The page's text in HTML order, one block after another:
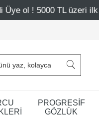
ilk alışverişinde 500 TL
PROGRESİF
GÖZLÜK